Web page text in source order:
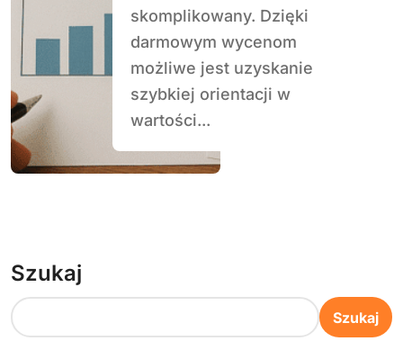
skomplikowany. Dzięki
darmowym wycenom
możliwe jest uzyskanie
szybkiej orientacji w
wartości...
Szukaj
Szukaj